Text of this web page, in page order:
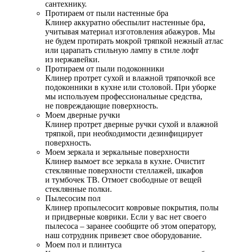
сантехнику.
Протираем от пыли настенные бра
Клинер аккуратно обеспылит настенные бра,
учитывая материал изготовления абажуров. Мы
не будем протирать мокрой тряпкой нежный атлас
или царапать стильную лампу в стиле лофт
из нержавейки.
Протираем от пыли подоконники
Клинер протрет сухой и влажной тряпочкой все
подоконники в кухне или столовой. При уборке
мы используем профессиональные средства,
не повреждающие поверхность.
Моем дверные ручки
Клинер протрет дверные ручки сухой и влажной
тряпкой, при необходимости дезинфицирует
поверхность.
Моем зеркала и зеркальные поверхности
Клинер вымоет все зеркала в кухне. Очистит
стеклянные поверхности стеллажей, шкафов
и тумбочек ТВ. Отмоет свободные от вещей
стеклянные полки.
Пылесосим пол
Клинер пропылесосит ковровые покрытия, полы
и придверные коврики. Если у вас нет своего
пылесоса – заранее сообщите об этом оператору,
наш сотрудник привезет свое оборудование.
Моем пол и плинтуса